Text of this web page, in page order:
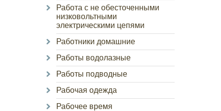
Работа с не обесточенными
низковольтными
электрическими цепями
Работники домашние
Работы водолазные
Работы подводные
Рабочая одежда
Рабочее время